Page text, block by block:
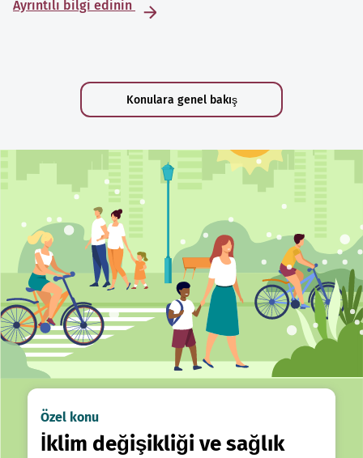
Ayrıntılı bilgi edinin
Konulara genel bakış
Özel konu
İklim değişikliği ve sağlık